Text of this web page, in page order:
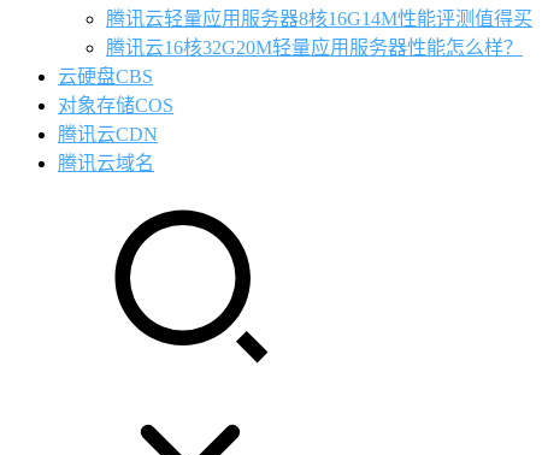
腾讯云轻量应用服务器8核16G14M性能评测值得买
腾讯云16核32G20M轻量应用服务器性能怎么样？
云硬盘CBS
对象存储COS
腾讯云CDN
腾讯云域名